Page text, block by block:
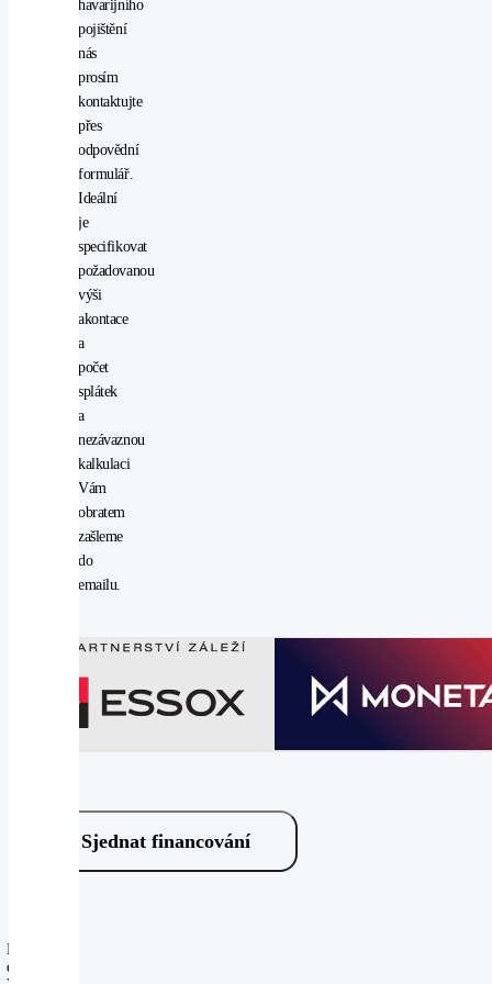
havarijního
pojištění
nás
prosím
kontaktujte
přes
odpovědní
formulář.
Ideální
je
specifikovat
požadovanou
výši
akontace
a
počet
splátek
a
nezávaznou
kalkulaci
Vám
obratem
zašleme
do
emailu.
Sjednat financování
Máte
dotaz?